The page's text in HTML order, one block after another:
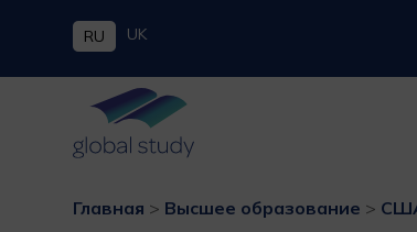
RU UK
Главная > Высшее образование >